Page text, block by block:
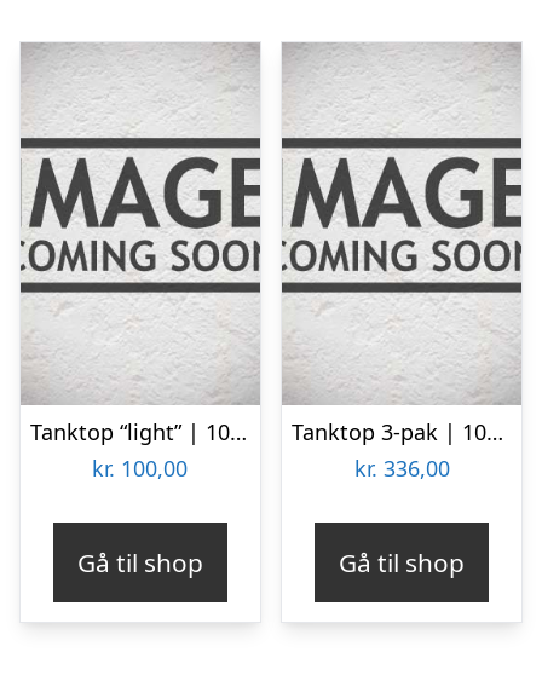
Tanktop “light” | 100% bomuld | Hvid
kr. 100,00
Gå til shop
Tanktop 3-pak | 100% bomuld | Hvid
kr. 336,00
Gå til shop